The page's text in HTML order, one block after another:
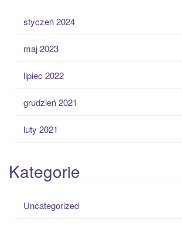
styczeń 2024
maj 2023
lipiec 2022
grudzień 2021
luty 2021
Kategorie
Uncategorized